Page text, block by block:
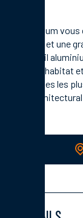
L'aluminium
couleurs et une
Le portail
de votre habitat
des formes les
style